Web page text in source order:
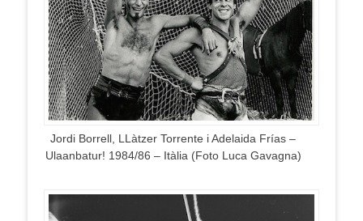
Jordi Borrell, LLàtzer Torrente i Adelaida Frías –
Ulaanbatur! 1984/86 – Itàlia (Foto Luca Gavagna)